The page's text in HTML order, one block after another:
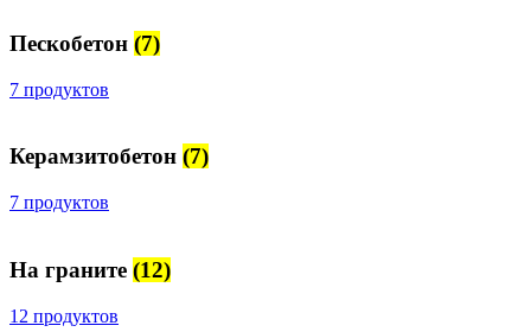
Пескобетон (7)
7 продуктов
Керамзитобетон (7)
7 продуктов
На граните (12)
12 продуктов